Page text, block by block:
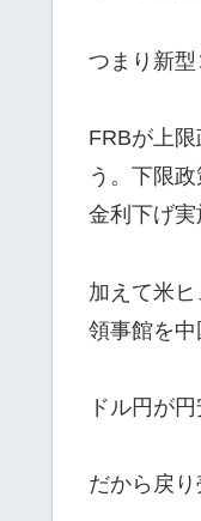
つまり新
FRBが上
う。下限
金利下げ実
加えて米
領事館を中
ドル円が
だから戻り